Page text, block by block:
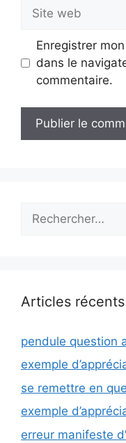
Site
web
Enregistrer
dans le
commentaire.
Articles récents
pendule question
exemple
se remettre en
exemple
erreur manifeste